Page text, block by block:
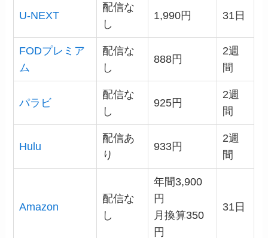
U-NEXT
配信な
し
1,990円 31日
FODプレミア
ム
配信な
し
888円
2週
間
パラビ
配信な
し
925円
2週
間
Hulu
配信あ
り
933円
2週
間
Amazon
配信な
し
年間3,900
円
月換算350
円
31日